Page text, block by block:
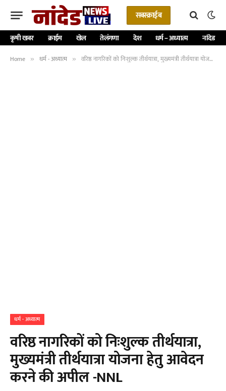
सबस्क्राईब
कृषी खबर क्राईम खेल तेलंगणा देश धर्म – अध्यात्म नांदेड
Home » धर्म - अध्यात्म » वरिष्ठ नागरिकों को निःशुल्क तीर्थयात्रा, मुख्यमंत्री तीर्थयात्रा योजना हेतु आवेदन करने की अपील -NNL
धर्म - अध्यात्म
वरिष्ठ नागरिकों को निःशुल्क तीर्थयात्रा,
मुख्यमंत्री तीर्थयात्रा योजना हेतु आवेदन
करने की अपील -NNL